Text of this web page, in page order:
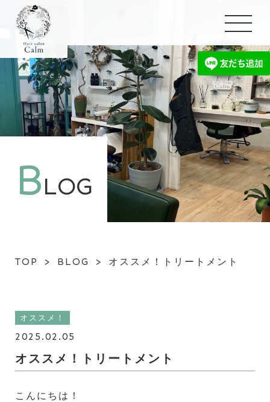
BLOG
TOP > BLOG > オススメ！トリートメント
オススメ！
2025.02.05
オススメ！トリートメント
こんにちは！